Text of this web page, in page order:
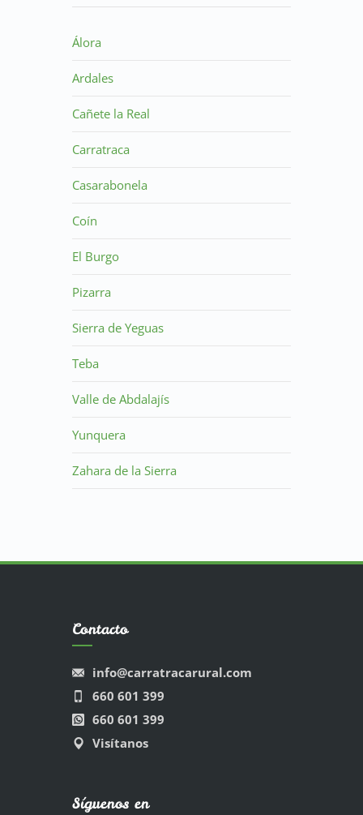
Álora
Ardales
Cañete la Real
Carratraca
Casarabonela
Coín
El Burgo
Pizarra
Sierra de Yeguas
Teba
Valle de Abdalajís
Yunquera
Zahara de la Sierra
Contacto
info@carratracarural.com
660 601 399
660 601 399
Visítanos
Síguenos en